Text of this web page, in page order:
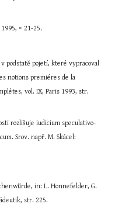
¤ 21-25.
podstatě pojetí, které vypracoval
notions premiéres de la
vol. IX, Paris 1993, str.
rozlišuje iudicium speculativo-
Srov. např. M. Skácel:
in: L. Honnefelder, G.
str. 225.